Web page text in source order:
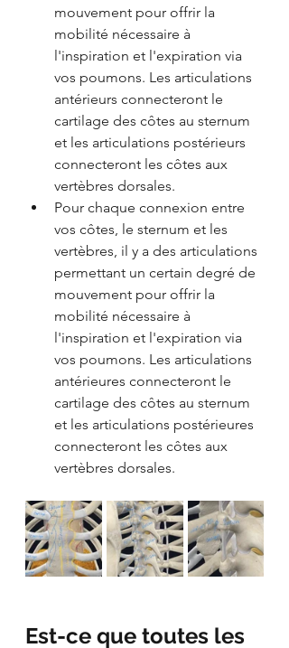
mouvement pour offrir la
mobilité nécessaire à
l'inspiration et l'expiration via
vos poumons. Les articulations
antérieurs connecteront le
cartilage des côtes au sternum
et les articulations postérieurs
connecteront les côtes aux
vertèbres dorsales.
Pour chaque connexion entre
vos côtes, le sternum et les
vertèbres, il y a des articulations
permettant un certain degré de
mouvement pour offrir la
mobilité nécessaire à
l'inspiration et l'expiration via
vos poumons. Les articulations
antérieures connecteront le
cartilage des côtes au sternum
et les articulations postérieures
connecteront les côtes aux
vertèbres dorsales.
Est-ce que toutes les